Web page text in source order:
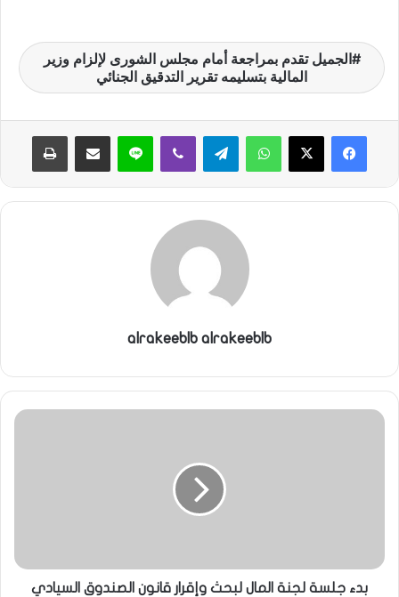
الجميل تقدم بمراجعة أمام مجلس الشورى لإلزام وزير
المالية بتسليمه تقرير التدقيق الجنائي
واتساب تيلقرام ڤايبر لاين مشاركة عبر البريد طباعة
alrakeeblb alrakeeblb
بدء جلسة لجنة المال لبحث وإقرار قانون الصندوق السيادي